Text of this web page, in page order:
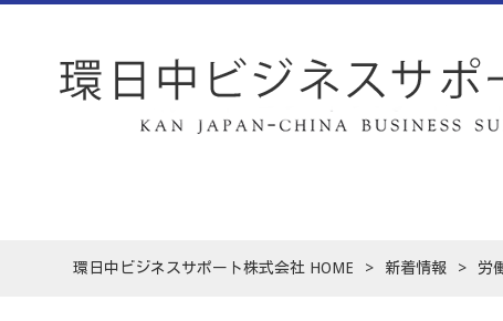
環日中ビジネスサポート株式会社 HOME > 新着情報 > 労